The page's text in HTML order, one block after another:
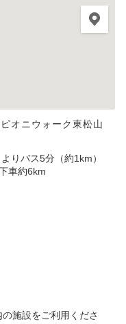
オニウォーク東松山
りバス5分（約1km）
車約6km
施設をご利用くださ